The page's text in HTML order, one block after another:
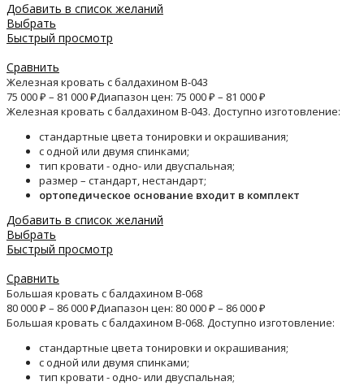
Добавить в список желаний
Выбрать
Быстрый просмотр
Сравнить
Железная кровать с балдахином B-043
75 000₽ – 81 000₽Диапазон цен: 75 000 ₽ – 81 000 ₽
Железная кровать с балдахином B-043. Доступно изготовление:
стандартные цвета тонировки и окрашивания;
с одной или двумя спинками;
тип кровати - одно- или двуспальная;
размер – стандарт, нестандарт;
ортопедическое основание входит в комплект
Добавить в список желаний
Выбрать
Быстрый просмотр
Сравнить
Большая кровать с балдахином B-068
80 000₽ – 86 000₽Диапазон цен: 80 000 ₽ – 86 000 ₽
Большая кровать с балдахином B-068. Доступно изготовление:
стандартные цвета тонировки и окрашивания;
с одной или двумя спинками;
тип кровати - одно- или двуспальная;